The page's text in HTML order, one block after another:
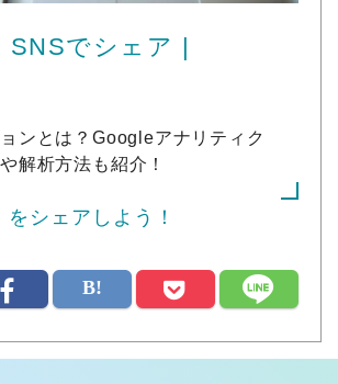
SNSでシェア |
ンとは？Googleアナリティク
解析方法も紹介！
をシェアしよう！